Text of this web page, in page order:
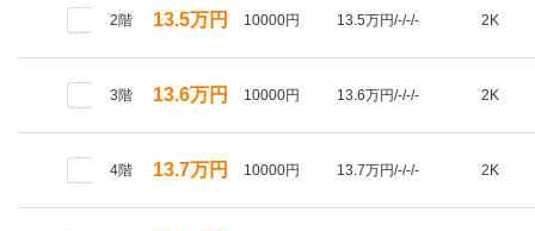
2階 13.5万円 10000円 13.5万円/-/-/- 2K
3階 13.6万円 10000円 13.6万円/-/-/- 2K
4階 13.7万円 10000円 13.7万円/-/-/- 2K